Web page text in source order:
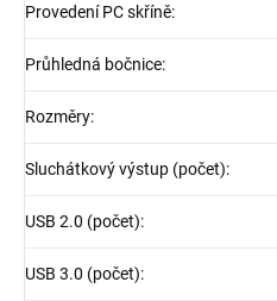
Provedení PC skříně:
Průhledná bočnice:
Rozměry:
Sluchátkový výstup (počet):
USB 2.0 (počet):
USB 3.0 (počet):